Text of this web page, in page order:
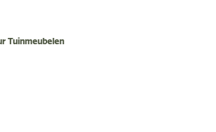
Tuinmeubelen